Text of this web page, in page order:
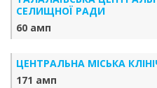
СЕЛИЩНОЇ РАДИ
60 амп
ЦЕНТРАЛЬНА МІСЬКА
171 амп